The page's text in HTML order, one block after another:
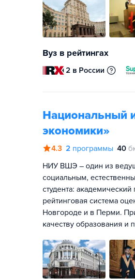
Вуз в рейтингах
2 в России
Национальный
экономики»
4.3 2 программы 40
НИУ ВШЭ – один из
социальным,
студента:
рейтинговая система
Новгороде и в Перми.
качеству образования и